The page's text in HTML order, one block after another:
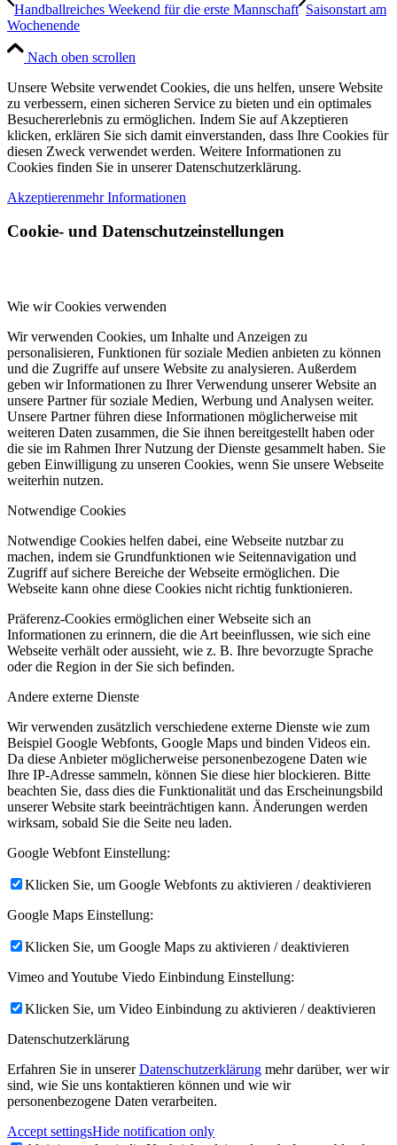
Handballreiches Weekend für die erste Mannschaft Saisonstart am
Wochenende
Nach oben scrollen
Unsere Website verwendet Cookies, die uns helfen, unsere Website
zu verbessern, einen sicheren Service zu bieten und ein optimales
Besuchererlebnis zu ermöglichen. Indem Sie auf Akzeptieren
klicken, erklären Sie sich damit einverstanden, dass Ihre Cookies für
diesen Zweck verwendet werden. Weitere Informationen zu
Cookies finden Sie in unserer Datenschutzerklärung.
Akzeptierenmehr Informationen
Cookie- und Datenschutzeinstellungen
Wie wir Cookies verwenden
Wir verwenden Cookies, um Inhalte und Anzeigen zu
personalisieren, Funktionen für soziale Medien anbieten zu können
und die Zugriffe auf unsere Website zu analysieren. Außerdem
geben wir Informationen zu Ihrer Verwendung unserer Website an
unsere Partner für soziale Medien, Werbung und Analysen weiter.
Unsere Partner führen diese Informationen möglicherweise mit
weiteren Daten zusammen, die Sie ihnen bereitgestellt haben oder
die sie im Rahmen Ihrer Nutzung der Dienste gesammelt haben. Sie
geben Einwilligung zu unseren Cookies, wenn Sie unsere Webseite
weiterhin nutzen.
Notwendige Cookies
Notwendige Cookies helfen dabei, eine Webseite nutzbar zu
machen, indem sie Grundfunktionen wie Seitennavigation und
Zugriff auf sichere Bereiche der Webseite ermöglichen. Die
Webseite kann ohne diese Cookies nicht richtig funktionieren.
Präferenz-Cookies ermöglichen einer Webseite sich an
Informationen zu erinnern, die die Art beeinflussen, wie sich eine
Webseite verhält oder aussieht, wie z. B. Ihre bevorzugte Sprache
oder die Region in der Sie sich befinden.
Andere externe Dienste
Wir verwenden zusätzlich verschiedene externe Dienste wie zum
Beispiel Google Webfonts, Google Maps und binden Videos ein.
Da diese Anbieter möglicherweise personenbezogene Daten wie
Ihre IP-Adresse sammeln, können Sie diese hier blockieren. Bitte
beachten Sie, dass dies die Funktionalität und das Erscheinungsbild
unserer Website stark beeinträchtigen kann. Änderungen werden
wirksam, sobald Sie die Seite neu laden.
Google Webfont Einstellung:
Klicken Sie, um Google Webfonts zu aktivieren / deaktivieren
Google Maps Einstellung:
Klicken Sie, um Google Maps zu aktivieren / deaktivieren
Vimeo and Youtube Viedo Einbindung Einstellung:
Klicken Sie, um Video Einbindung zu aktivieren / deaktivieren
Datenschutzerklärung
Erfahren Sie in unsererDatenschutzerklärung mehr darüber, wer wir
sind, wie Sie uns kontaktieren können und wie wir
personenbezogene Daten verarbeiten.
Accept settingsHide notification only